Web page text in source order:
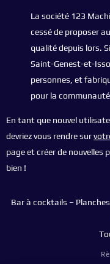
La société 123
cessé de proposer
qualité depuis lors.
Saint-Genest-et-
personnes, et
pour la
En tant que nouvel
devriez vous rendre sur
page et créer de nouvelles
bien !
Bar à cocktails –